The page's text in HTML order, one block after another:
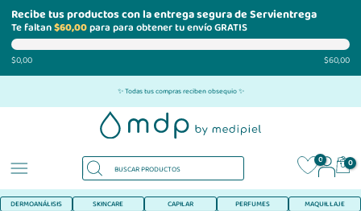
Recibe tus productos con la entrega segura de Servientrega
Te faltan$60,00para para obtener tu envío GRATIS
$0,00 $60,00
al
✨ Todas tus compras reciben obsequio ✨
0 0
DERMOANÁLISIS SKINCARE CAPILAR PERFUMES MAQUILLAJE